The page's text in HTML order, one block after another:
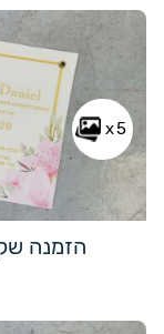
x5
הזמנה